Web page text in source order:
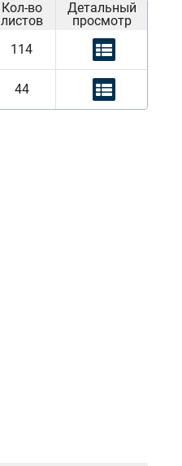
Кол-во
листов
Детальный
просмотр
114
44